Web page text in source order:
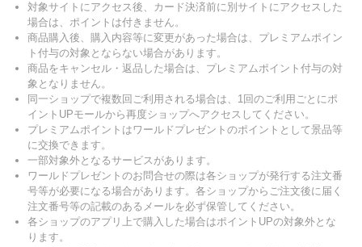
対象サイトにアクセス後、カード決済前に別サイトにアクセスした
場合は、ポイントは付きません。
商品購入後、購入内容等に変更があった場合は、プレミアムポイン
ト付与の対象とならない場合があります。
商品をキャンセル・返品した場合は、プレミアムポイント付与の対
象となりません。
同一ショップで複数回ご利用される場合は、1回のご利用ごとにポ
イントUPモールから再度ショップへアクセスしてください。
プレミアムポイントはワールドプレゼントのポイントとして景品等
に交換できます。
一部対象外となるサービスがあります。
ワールドプレゼントのお問合せの際は各ショップが発行する注文番
号等が必要になる場合があります。各ショップからご注文後に届く
注文番号等の記載のあるメールを必ず保管してください。
各ショップのアプリ上で購入した場合はポイントUPの対象外とな
ります。